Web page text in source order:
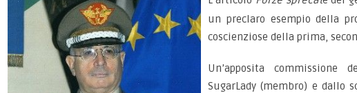
un preclaro esempio della
coscienziose della prima,
Un’apposita commissione
SugarLady (membro) e dallo